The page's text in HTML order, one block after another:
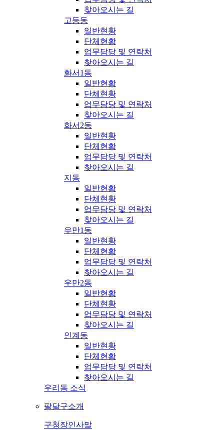
찾아오시는 길
고등동
일반현황
단체현황
업무담당 및 연락처
찾아오시는 길
화서1동
일반현황
단체현황
업무담당 및 연락처
찾아오시는 길
화서2동
일반현황
단체현황
업무담당 및 연락처
찾아오시는 길
지동
일반현황
단체현황
업무담당 및 연락처
찾아오시는 길
우만1동
일반현황
단체현황
업무담당 및 연락처
찾아오시는 길
우만2동
일반현황
단체현황
업무담당 및 연락처
찾아오시는 길
인계동
일반현황
단체현황
업무담당 및 연락처
찾아오시는 길
우리동 소식
팔달구소개
구청장인사말